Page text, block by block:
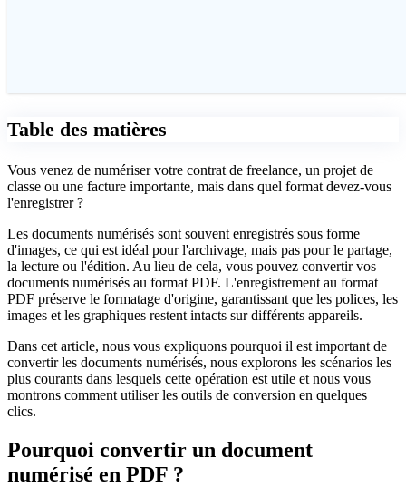
Table des matières
Vous venez de numériser votre contrat de freelance, un projet de
classe ou une facture importante, mais dans quel format devez-vous
l'enregistrer ?
Les documents numérisés sont souvent enregistrés sous forme
d'images, ce qui est idéal pour l'archivage, mais pas pour le partage,
la lecture ou l'édition. Au lieu de cela, vous pouvez convertir vos
documents numérisés au format PDF. L'enregistrement au format
PDF préserve le formatage d'origine, garantissant que les polices, les
images et les graphiques restent intacts sur différents appareils.
Dans cet article, nous vous expliquons pourquoi il est important de
convertir les documents numérisés, nous explorons les scénarios les
plus courants dans lesquels cette opération est utile et nous vous
montrons comment utiliser les outils de conversion en quelques
clics.
Pourquoi convertir un document
numérisé en PDF ?